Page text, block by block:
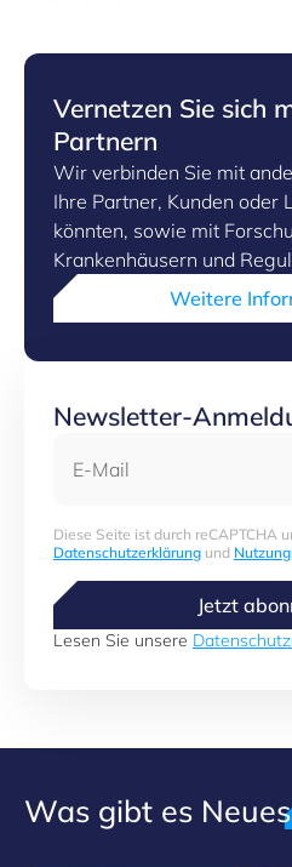
Vernetzen Sie sich
Partnern
Wir verbinden Sie mit
Ihre Partner, Kunden oder
könnten, sowie mit
Krankenhäusern und
Weitere
Newsletter-
Diese Seite ist durch reCAPTCHA
Datenschutzerklärung und
Jetzt
Lesen Sie unsere
Was gibt es